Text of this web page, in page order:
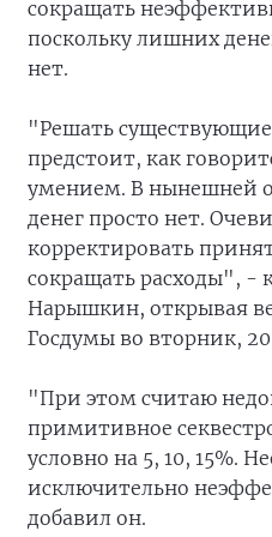
сокращать
поскольку лишних
нет.
"Решать
предстоит, как
умением. В нынешней
денег просто нет.
корректировать
сокращать расходы", -
Нарышкин, открывая
Госдумы во вторник,
"При этом считаю
примитивное
условно на 5, 10, 15%.
исключительно
добавил он.